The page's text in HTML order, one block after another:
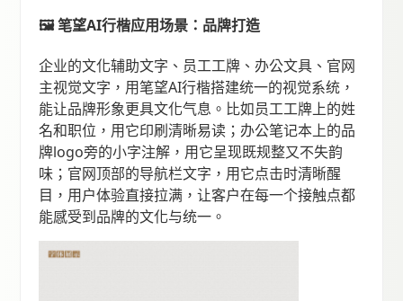
🖼️ 笔望AI行楷应用场景：品牌打造
企业的文化辅助文字、员工工牌、办公文具、官网
主视觉文字，用笔望AI行楷搭建统一的视觉系统，
能让品牌形象更具文化气息。比如员工工牌上的姓
名和职位，用它印刷清晰易读；办公笔记本上的品
牌logo旁的小字注解，用它呈现既规整又不失韵
味；官网顶部的导航栏文字，用它点击时清晰醒
目，用户体验直接拉满，让客户在每一个接触点都
能感受到品牌的文化与统一。